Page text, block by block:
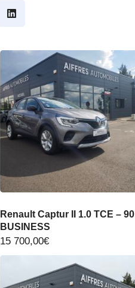
Renault Captur II 1.0 TCE – 90
BUSINESS
15 700,00€